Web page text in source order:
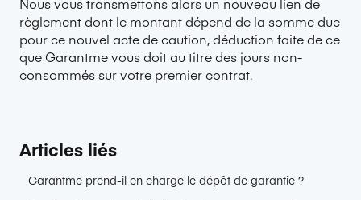
règlement dont le montant dépend de la somme due
pour ce nouvel acte de caution, déduction faite de ce
que Garantme vous doit au titre des jours non-
consommés sur votre premier contrat.
Articles liés
Garantme prend-il en charge le dépôt de garantie ?